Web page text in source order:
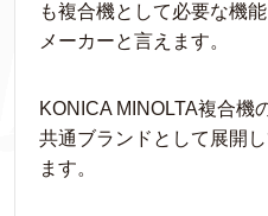
も複合機として必要な機
メーカーと言えます。
KONICA MINOLTA複合機
共通ブランドとして展開
ます。